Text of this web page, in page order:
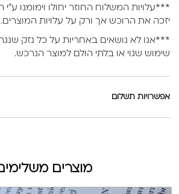
***עלויות המשלוח החוזר יחולו וימומנו
יזכה את הרוכש אך ורק על עלויות המוצרים.
***אנו לא נושאים באחריות על כל נזק
שימוש שגוי או בלתי הולם למוצר הנרכש.
אפשרויות תשלום
מוצרים